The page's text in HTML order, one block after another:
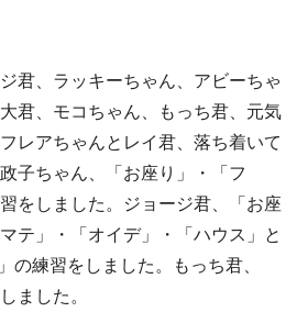
君、ラッキーちゃん、アビーちゃ
君、モコちゃん、もっち君、元気
レアちゃんとレイ君、落ち着いて
子ちゃん、「お座り」・「フ
をしました。ジョージ君、「お座
テ」・「オイデ」・「ハウス」と
の練習をしました。もっち君、
ました。